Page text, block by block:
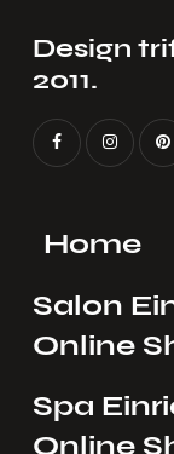
Design
2011.
Home
Salon
Online
Spa
Online